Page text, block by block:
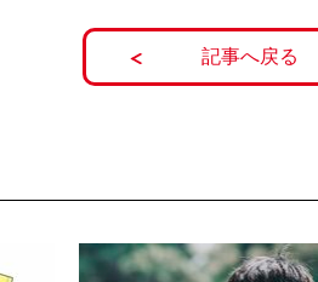
記事へ戻る